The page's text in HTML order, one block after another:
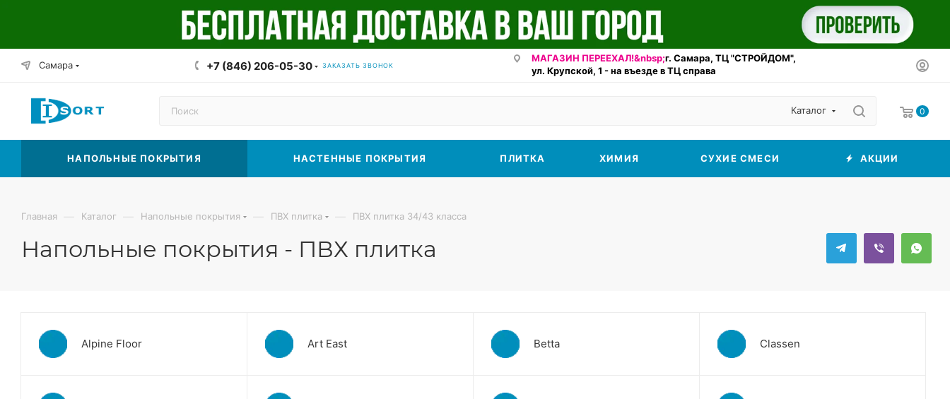
Самара +7 (846) 206-05-30 ЗАКАЗАТЬ ЗВОНОК
МАГАЗИН ПЕРЕЕХАЛ!&nbsp;г. Самара, ТЦ "СТРОЙДОМ",
ул. Крупской, 1 - на въезде в ТЦ справа
Каталог 0
НАПОЛЬНЫЕ ПОКРЫТИЯ НАСТЕННЫЕ ПОКРЫТИЯ ПЛИТКА ХИМИЯ СУХИЕ СМЕСИ АКЦИИ
Главная — Каталог — Напольные покрытия — ПВХ плитка — ПВХ плитка 34/43 класса
Напольные покрытия - ПВХ плитка
Alpine Floor Art East Betta Classen